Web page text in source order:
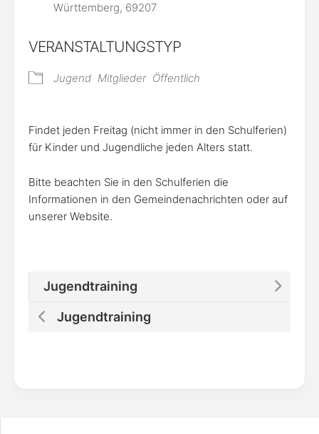
Württemberg, 69207
VERANSTALTUNGSTYP
Jugend Mitglieder Öffentlich
Findet jeden Freitag (nicht immer in den Schulferien)
für Kinder und Jugendliche jeden Alters statt.
Bitte beachten Sie in den Schulferien die
Informationen in den Gemeindenachrichten oder auf
unserer Website.
Jugendtraining
Jugendtraining